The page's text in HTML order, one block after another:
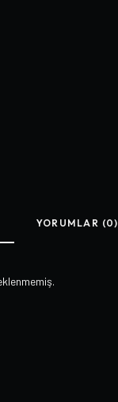
YORUMLAR (0)